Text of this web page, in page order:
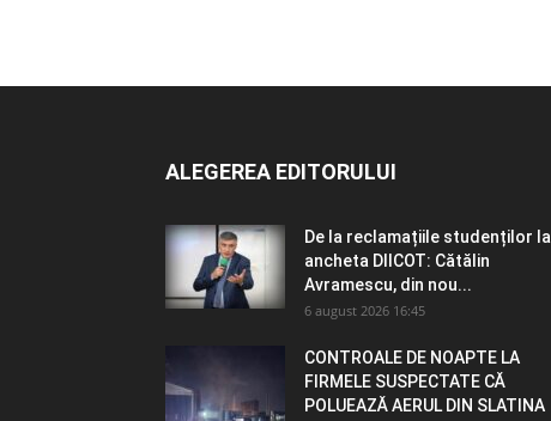
ALEGEREA EDITORULUI
De la reclamațiile studenților la
ancheta DIICOT: Cătălin
Avramescu, din nou...
6 august 2026 16:45
CONTROALE DE NOAPTE LA
FIRMELE SUSPECTATE CĂ
POLUEAZĂ AERUL DIN SLATINA